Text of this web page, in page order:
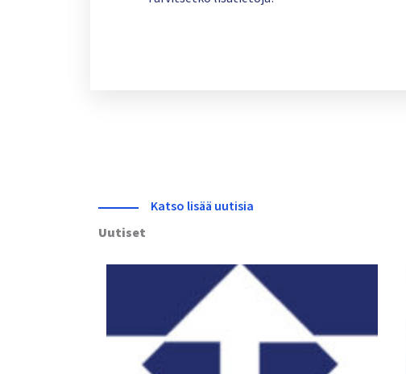
Katso lisää uutisia
Uutiset